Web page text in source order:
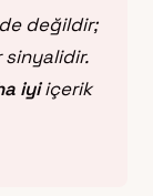
değildir;
sinyalidir.
iyiiçerik